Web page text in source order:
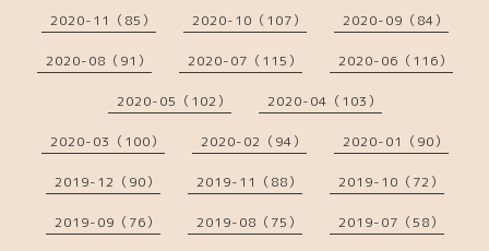
2020-11（85） 2020-10（107） 2020-09（84）
2020-08（91） 2020-07（115） 2020-06（116）
2020-05（102） 2020-04（103）
2020-03（100） 2020-02（94） 2020-01（90）
2019-12（90） 2019-11（88） 2019-10（72）
2019-09（76） 2019-08（75） 2019-07（58）